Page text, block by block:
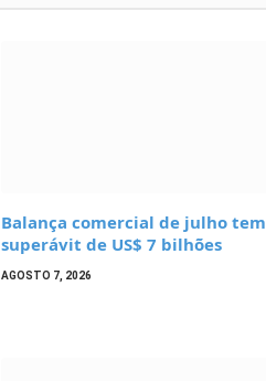
Balança comercial de julho tem
superávit de US$ 7 bilhões
AGOSTO 7, 2026